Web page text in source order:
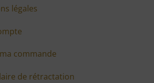
légales
commande
de rétractation